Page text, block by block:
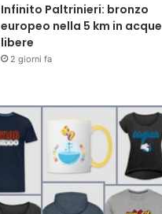
Infinito Paltrinieri: bronzo
europeo nella 5 km in acque
libere
2 giorni fa